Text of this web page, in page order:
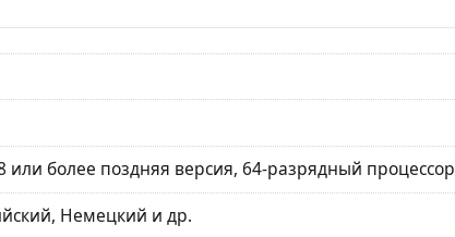
или более поздняя версия, 64-разрядный процессор
Немецкий и др.